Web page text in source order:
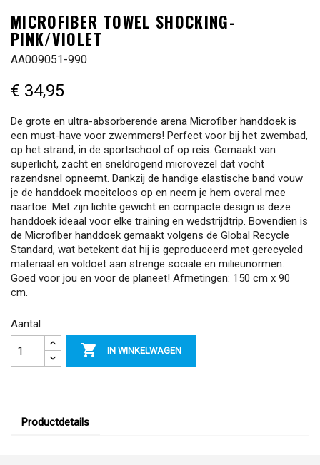
MICROFIBER TOWEL SHOCKING-
PINK/VIOLET
AA009051-990
€ 34,95
De grote en ultra-absorberende arena Microfiber handdoek is
een must-have voor zwemmers! Perfect voor bij het zwembad,
op het strand, in de sportschool of op reis. Gemaakt van
superlicht, zacht en sneldrogend microvezel dat vocht
razendsnel opneemt. Dankzij de handige elastische band vouw
je de handdoek moeiteloos op en neem je hem overal mee
naartoe. Met zijn lichte gewicht en compacte design is deze
handdoek ideaal voor elke training en wedstrijdtrip. Bovendien is
de Microfiber handdoek gemaakt volgens de Global Recycle
Standard, wat betekent dat hij is geproduceerd met gerecycled
materiaal en voldoet aan strenge sociale en milieunormen.
Goed voor jou en voor de planeet! Afmetingen: 150 cm x 90
cm.
Aantal
 IN WINKELWAGEN
Productdetails